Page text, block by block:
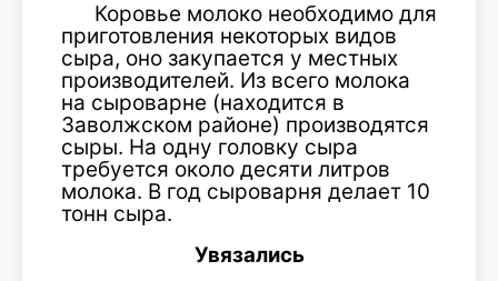
Коровье молоко необходимо для
приготовления некоторых видов
сыра, оно закупается у местных
производителей. Из всего молока
на сыроварне (находится в
Заволжском районе) производятся
сыры. На одну головку сыра
требуется около десяти литров
молока. В год сыроварня делает 10
тонн сыра.
Увязались